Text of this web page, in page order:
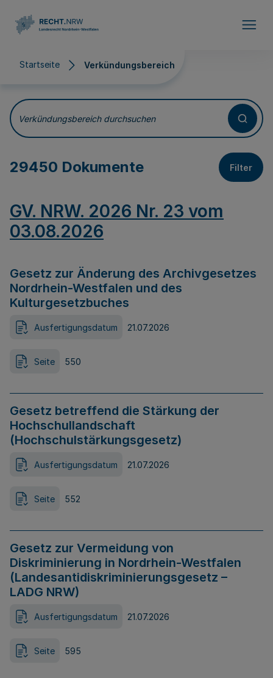
Startseite Verkündungsbereich
Verkündungsbereich
Verkündungsbereich durchsuchen
29450 Dokumente Filter
GV. NRW. 2026 Nr. 23 vom
03.08.2026
Gesetz zur Änderung des Archivgesetzes
Nordrhein-Westfalen und des
Kulturgesetzbuches
Ausfertigungsdatum 21.07.2026
Seite 550
Gesetz betreffend die Stärkung der
Hochschullandschaft
(Hochschulstärkungsgesetz)
Ausfertigungsdatum 21.07.2026
Seite 552
Gesetz zur Vermeidung von
Diskriminierung in Nordrhein-Westfalen
(Landesantidiskriminierungsgesetz –
LADG NRW)
Ausfertigungsdatum 21.07.2026
Seite 595